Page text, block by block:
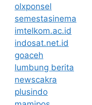
olxponsel
semestasinema
imtelkom.ac.id
indosat.net.id
goaceh
lumbung berita
newscakra
plusindo